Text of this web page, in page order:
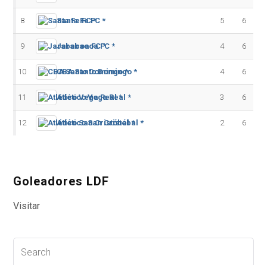
8 Santa Fe FC * 5 6
9 Jarabacoa FC * 4 6
10 CBA Santo Domingo * 4 6
11 Atlético Vega Real * 3 6
12 Atlético San Cristóbal * 2 6
Goleadores LDF
Visitar